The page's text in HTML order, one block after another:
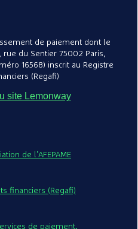
de paiement dont le
du Sentier 75002 Paris,
16568) inscrit au Registre
(Regafi)
site Lemonway
de l’AFEPAME
financiers (Regafi)
de paiement.